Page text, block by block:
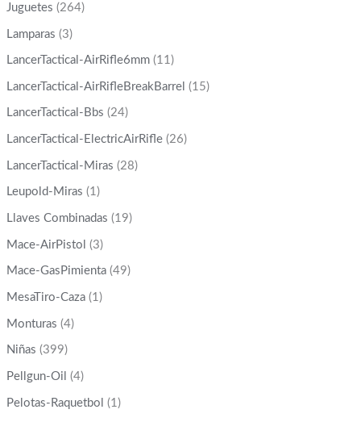
Juguetes (264)
Lamparas (3)
LancerTactical-AirRifle6mm (11)
LancerTactical-AirRifleBreakBarrel (15)
LancerTactical-Bbs (24)
LancerTactical-ElectricAirRifle (26)
LancerTactical-Miras (28)
Leupold-Miras (1)
Llaves Combinadas (19)
Mace-AirPistol (3)
Mace-GasPimienta (49)
MesaTiro-Caza (1)
Monturas (4)
Niñas (399)
Pellgun-Oil (4)
Pelotas-Raquetbol (1)